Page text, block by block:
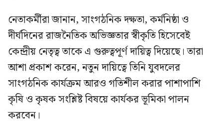
নেতাকর্মীরা জানান, সাংগঠনিক দক্ষতা, কর্মনিষ্ঠা ও
দীর্ঘদিনের রাজনৈতিক অভিজ্ঞতার স্বীকৃতি হিসেবেই
কেন্দ্রীয় নেতৃত্ব তাকে এ গুরুত্বপূর্ণ দায়িত্ব দিয়েছে। তারা
আশা প্রকাশ করেন, নতুন দায়িত্বে তিনি যুবদলের
সাংগঠনিক কার্যক্রম আরও গতিশীল করার পাশাপাশি
কৃষি ও কৃষক সংশ্লিষ্ট বিষয়ে কার্যকর ভূমিকা পালন
করবেন।